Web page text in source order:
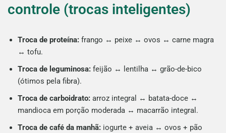
controle (trocas inteligentes)
Troca de proteína: frango ↔ peixe ↔ ovos ↔ carne magra
↔ tofu.
Troca de leguminosa: feijão ↔ lentilha ↔ grão-de-bico
(ótimos pela fibra).
Troca de carboidrato: arroz integral ↔ batata-doce ↔
mandioca em porção moderada ↔ macarrão integral.
Troca de café da manhã: iogurte + aveia ↔ ovos + pão